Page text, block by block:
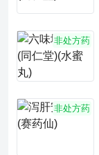
非处方药
非处方药